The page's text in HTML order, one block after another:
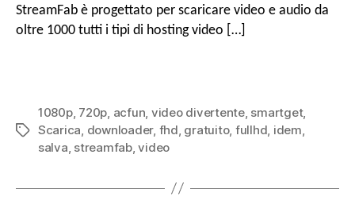
HD
StreamFab è progettato per scaricare video e audio da
oltre 1000 tutti i tipi di hosting video […]
Tag
1080p, 720p acfun video divertente, smartget,
Scarica downloader, fhd gratuito, fullhd idem
salva streamfab,video